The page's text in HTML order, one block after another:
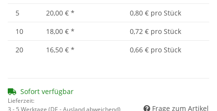
5
20,00 € *
0,80 € pro Stück
10
18,00 € *
0,72 € pro Stück
20
16,50 € * 0,66 € pro Stück
Sofort verfügbar
Lieferzeit:
3 - 5 Werktage (DE - Ausland abweichend) Frage zum Artikel